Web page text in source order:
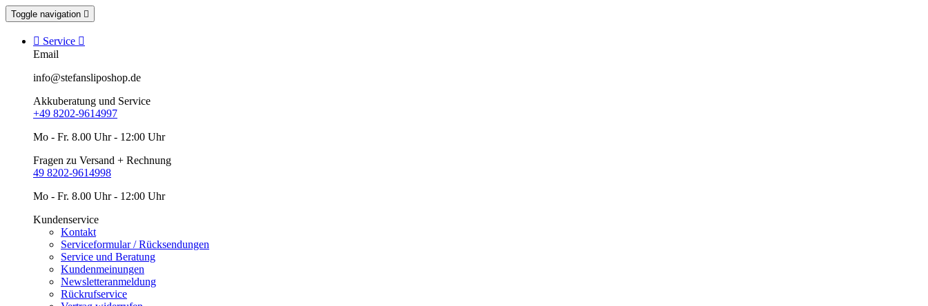
Toggle navigation 
 Service 
Email
info@stefansliposhop.de
Akkuberatung und Service
+49 8202-9614997
Mo - Fr. 8.00 Uhr - 12:00 Uhr
Fragen zu Versand + Rechnung
49 8202-9614998
Mo - Fr. 8.00 Uhr - 12:00 Uhr
Kundenservice
Kontakt
Serviceformular / Rücksendungen
Service und Beratung
Kundenmeinungen
Newsletteranmeldung
Rückrufservice